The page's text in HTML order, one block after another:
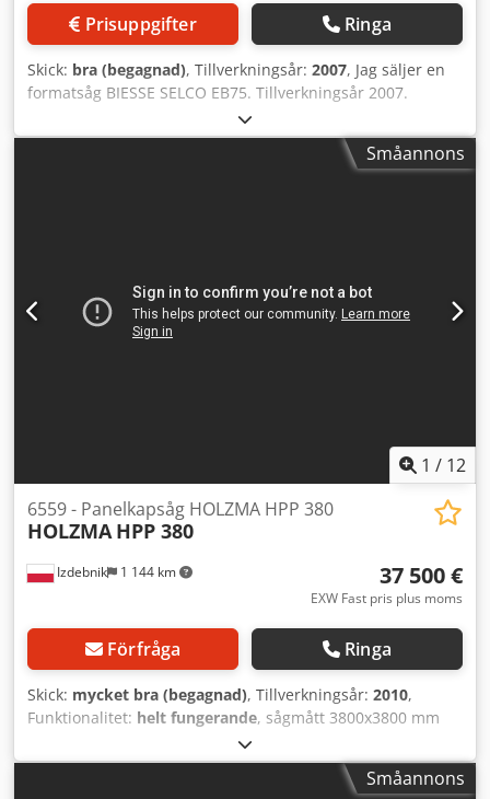
Höjdkontroll för tryckbalken Vinkelanordning för
anpressningPrisuppgifter Ringa
Skick: bra (begagnad), Tillverkningsår: 2007, Jag säljer en
formatsåg BIESSE SELCO EB75. Tillverkningsår 2007.
Kaparea 3200x3200 mm. Kaphöjd 75 mm. Huvudmotor 7,5
kW. Förskärmotor 2,2 kW. Totalyta B.5422 mm x D.7688
Småannons
1 / 12
Izdebnik 1 144 km
6559 - Panelkapsåg HOLZMA HPP 380
HOLZMA HPP 380
37 500 €
EXW Fast pris plus moms
Förfråga Ringa
Skick: mycket bra (begagnad), Tillverkningsår: 2010,
Funktionalitet: helt fungerande, sågmått 3800x3800 mm
såghöjd 95 mm matningshastighet för balken med gripar
90 m/min såghastighet upp till 150 m/min, steglöst
justerbar effekt, huvudmotor 13,5 kW effekt, undermotor
Småannons